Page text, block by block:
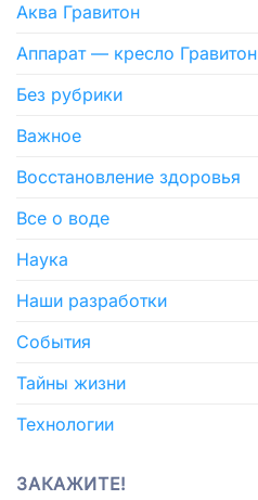
Аква Гравитон
Аппарат — кресло Гравитон
Без рубрики
Важное
Восстановление здоровья
Все о воде
Наука
Наши разработки
События
Тайны жизни
Технологии
ЗАКАЖИТЕ!